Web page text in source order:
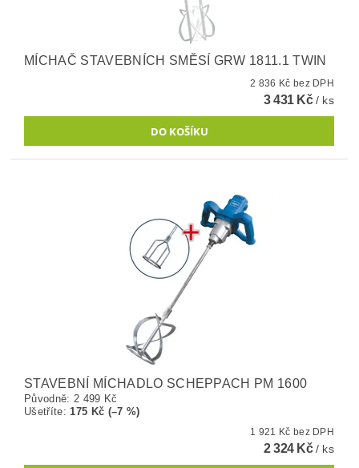
MÍCHAČ STAVEBNÍCH SMĚSÍ GRW 1811.1 TWIN
2 836 Kč bez DPH
3 431 Kč/ ks
STAVEBNÍ MÍCHADLO SCHEPPACH PM 1600
Původně: 2 499 Kč
Ušetříte:175 Kč (–7 %)
1 921 Kč bez DPH
2 324 Kč/ ks